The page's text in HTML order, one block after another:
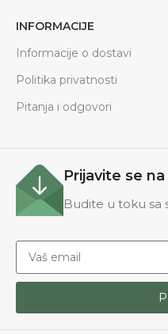
INFORMACIJE
Informacije o dostavi
Politika privatnosti
Pitanja i odgovori
Prijavite se
Budite u toku sa